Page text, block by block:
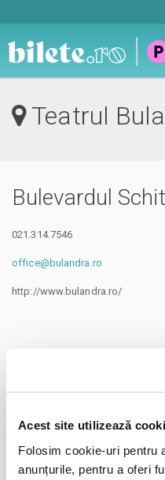
Acest site utilizează
Folosim cookie-uri pentru
anunțurile, pentru a oferi
Teatrul
Bulevardul
021.314.7546
office@bulandra.ro
http://www.bulandra.ro/